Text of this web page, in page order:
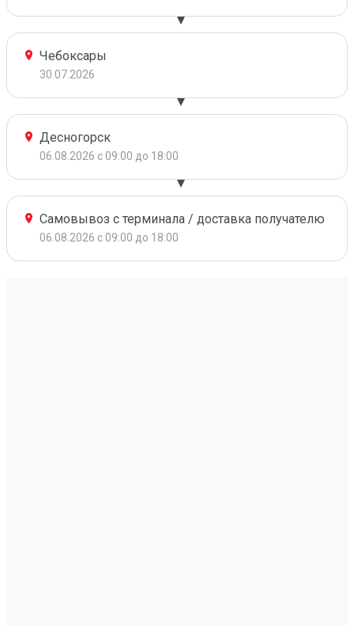
Чебоксары
30.07.2026
Десногорск
06.08.2026 с 09:00 до 18:00
Самовывоз с терминала / доставка получателю
06.08.2026 с 09:00 до 18:00